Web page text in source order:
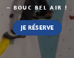
– BOUC BEL AIR !
JE RÉSERVE